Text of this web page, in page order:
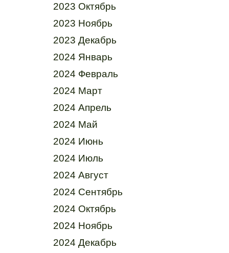
2023 Октябрь
2023 Ноябрь
2023 Декабрь
2024 Январь
2024 Февраль
2024 Март
2024 Апрель
2024 Май
2024 Июнь
2024 Июль
2024 Август
2024 Сентябрь
2024 Октябрь
2024 Ноябрь
2024 Декабрь